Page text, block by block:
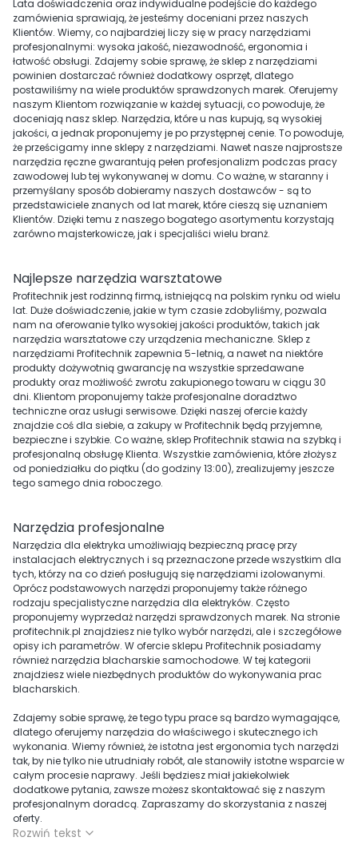
Lata doświadczenia oraz indywidualne podejście do każdego
zamówienia sprawiają, że jesteśmy doceniani przez naszych
Klientów. Wiemy, co najbardziej liczy się w pracy narzędziami
profesjonalnymi: wysoka jakość, niezawodność, ergonomia i
łatwość obsługi. Zdajemy sobie sprawę, że sklep z narzędziami
powinien dostarczać również dodatkowy osprzęt, dlatego
postawiliśmy na wiele produktów sprawdzonych marek. Oferujemy
naszym Klientom rozwiązanie w każdej sytuacji, co powoduje, że
doceniają nasz sklep. Narzędzia, które u nas kupują, są wysokiej
jakości, a jednak proponujemy je po przystępnej cenie. To powoduje,
że prześcigamy inne sklepy z narzędziami. Nawet nasze najprostsze
narzędzia ręczne gwarantują pełen profesjonalizm podczas pracy
zawodowej lub tej wykonywanej w domu. Co ważne, w staranny i
przemyślany sposób dobieramy naszych dostawców - są to
przedstawiciele znanych od lat marek, które cieszą się uznaniem
Klientów. Dzięki temu z naszego bogatego asortymentu korzystają
zarówno majsterkowicze, jak i specjaliści wielu branż.
Najlepsze narzędzia warsztatowe
Profitechnik jest rodzinną firmą, istniejącą na polskim rynku od wielu
lat. Duże doświadczenie, jakie w tym czasie zdobyliśmy, pozwala
nam na oferowanie tylko wysokiej jakości produktów, takich jak
narzędzia warsztatowe czy urządzenia mechaniczne. Sklep z
narzędziami Profitechnik zapewnia 5-letnią, a nawet na niektóre
produkty dożywotnią gwarancję na wszystkie sprzedawane
produkty oraz możliwość zwrotu zakupionego towaru w ciągu 30
dni. Klientom proponujemy także profesjonalne doradztwo
techniczne oraz usługi serwisowe. Dzięki naszej ofercie każdy
znajdzie coś dla siebie, a zakupy w Profitechnik będą przyjemne,
bezpieczne i szybkie. Co ważne, sklep Profitechnik stawia na szybką i
profesjonalną obsługę Klienta. Wszystkie zamówienia, które złożysz
od poniedziałku do piątku (do godziny 13:00), zrealizujemy jeszcze
tego samego dnia roboczego.
Narzędzia profesjonalne
Narzędzia dla elektryka umożliwiają bezpieczną pracę przy
instalacjach elektrycznych i są przeznaczone przede wszystkim dla
tych, którzy na co dzień posługują się narzędziami izolowanymi.
Oprócz podstawowych narzędzi proponujemy także różnego
rodzaju specjalistyczne narzędzia dla elektryków. Często
proponujemy wyprzedaż narzędzi sprawdzonych marek. Na stronie
profitechnik.pl znajdziesz nie tylko wybór narzędzi, ale i szczegółowe
opisy ich parametrów. W ofercie sklepu Profitechnik posiadamy
również narzędzia blacharskie samochodowe. W tej kategorii
znajdziesz wiele niezbędnych produktów do wykonywania prac
blacharskich.
Zdajemy sobie sprawę, że tego typu prace są bardzo wymagające,
dlatego oferujemy narzędzia do właściwego i skutecznego ich
wykonania. Wiemy również, że istotna jest ergonomia tych narzędzi
tak, by nie tylko nie utrudniały robót, ale stanowiły istotne wsparcie w
całym procesie naprawy. Jeśli będziesz miał jakiekolwiek
dodatkowe pytania, zawsze możesz skontaktować się z naszym
profesjonalnym doradcą. Zapraszamy do skorzystania z naszej
oferty.
Rozwiń tekst